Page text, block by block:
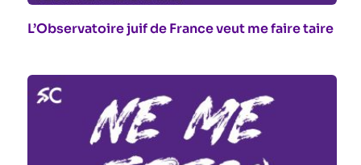
L’Observatoire juif de France veut me faire taire